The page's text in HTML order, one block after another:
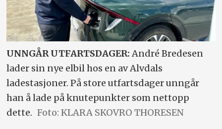
UNNGÅR UTFARTSDAGER: André Bredesen
lader sin nye elbil hos en av Alvdals
ladestasjoner. På store utfartsdager unngår
han å lade på knutepunkter som nettopp
dette. Foto: KLARA SKOVRO THORESEN